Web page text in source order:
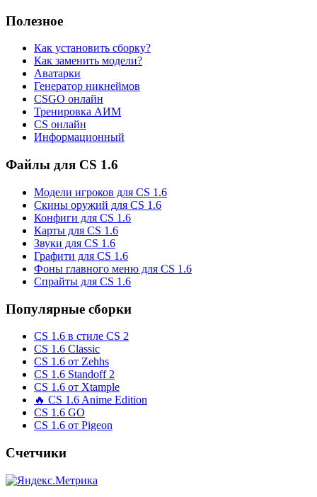
Полезное
Как установить сборку?
Как заменить модели?
Аватарки
Генератор никнеймов
CSGO онлайн
Тренировка АИМ
CS онлайн
Информационный
Файлы для CS 1.6
Модели игроков для CS 1.6
Скины оружий для CS 1.6
Конфиги для CS 1.6
Карты для CS 1.6
Звуки для CS 1.6
Графити для CS 1.6
Фоны главного меню для CS 1.6
Спрайты для CS 1.6
Популярные сборки
CS 1.6 в стиле CS 2
CS 1.6 Classic
CS 1.6 от Zehhs
CS 1.6 Standoff 2
CS 1.6 от Xtample
🔥 CS 1.6 Anime Edition
CS 1.6 GO
CS 1.6 от Pigeon
Счетчики